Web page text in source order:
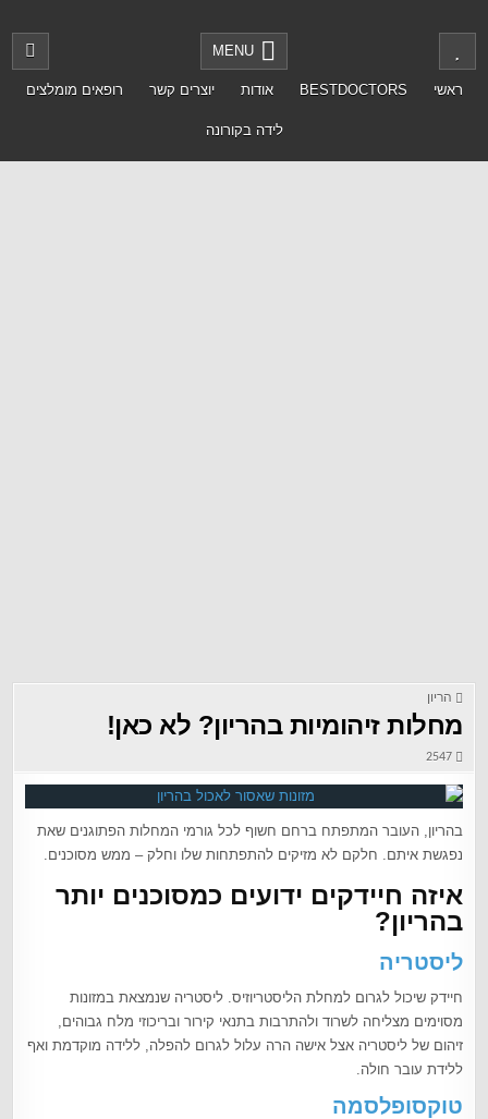
MENU
ראשי BESTDOCTORS אודות יוצרים קשר רופאים מומלצים
לידה בקורונה
הריון
מחלות זיהומיות בהריון? לא כאן!
2547
בהריון, העובר המתפתח ברחם חשוף לכל גורמי המחלות הפתוגנים שאת
נפגשת איתם. חלקם לא מזיקים להתפתחות שלו וחלק – ממש מסוכנים.
איזה חיידקים ידועים כמסוכנים יותר
בהריון?
ליסטריה
חיידק שיכול לגרום למחלת הליסטריוזיס. ליסטריה שנמצאת במזונות
מסוימים מצליחה לשרוד ולהתרבות בתנאי קירור ובריכוזי מלח גבוהים,
זיהום של ליסטריה אצל אישה הרה עלול לגרום להפלה, ללידה מוקדמת ואף
ללידת עובר חולה.
טוקסופלסמה